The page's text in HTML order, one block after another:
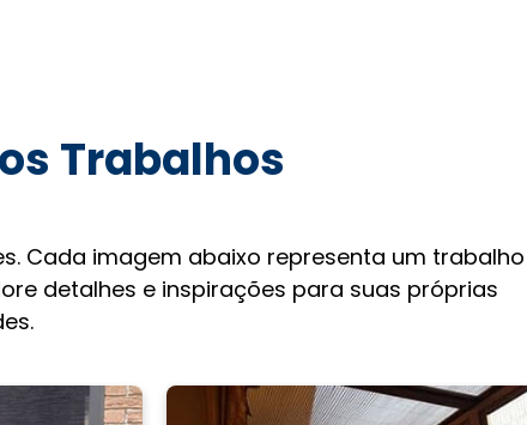
Trabalhos
Cada imagem abaixo representa um trabalho
detalhes e inspirações para suas próprias